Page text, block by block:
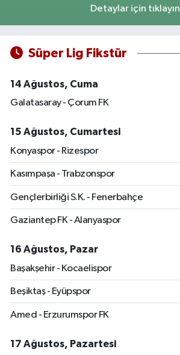
Detaylar için tıklayın
Süper Lig Fikstür
14 Ağustos, Cuma
Galatasaray - Çorum FK
15 Ağustos, Cumartesi
Konyaspor - Rizespor
Kasımpaşa - Trabzonspor
Gençlerbirliği S.K. - Fenerbahçe
Gaziantep FK - Alanyaspor
16 Ağustos, Pazar
Başakşehir - Kocaelispor
Beşiktaş - Eyüpspor
Amed - Erzurumspor FK
17 Ağustos, Pazartesi